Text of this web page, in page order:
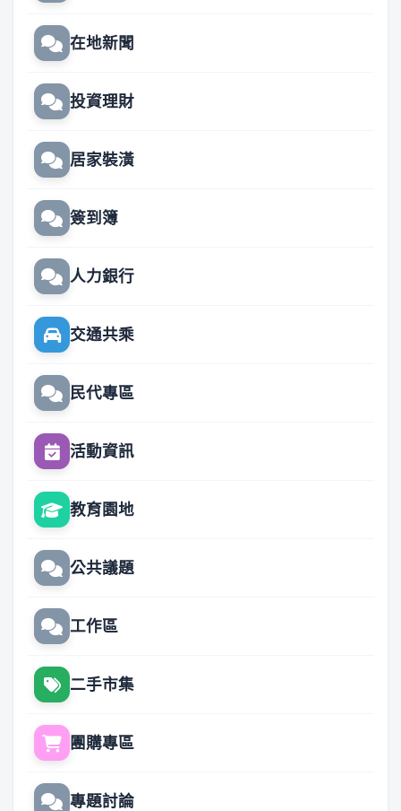
在地新聞
投資理財
居家裝潢
簽到簿
人力銀行
交通共乘
民代專區
活動資訊
教育園地
公共議題
工作區
二手市集
團購專區
專題討論